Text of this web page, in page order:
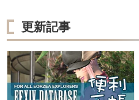
更新記事